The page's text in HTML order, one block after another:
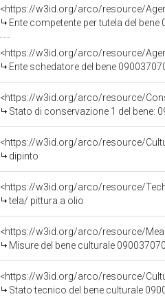
<https://w3id.org/arco/resource/
Ente competente per tutela del
<https://w3id.org/arco/resource/
Ente schedatore del bene
<https://w3id.org/arco/resource/
Stato di conservazione 1 del bene:
<https://w3id.org/arco/resource/
dipinto
<https://w3id.org/arco/resource/
tela/ pittura a olio
<https://w3id.org/arco/resource/
Misure del bene culturale
<https://w3id.org/arco/resource/
Stato tecnico del bene culturale